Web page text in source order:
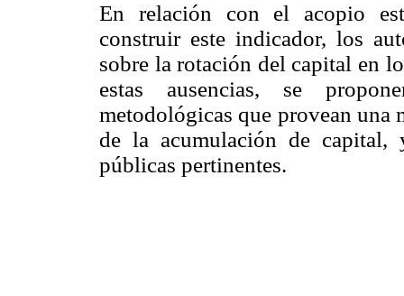
En relación con el acopio
construir este indicador, los
sobre la rotación del capital en
estas ausencias, se
metodológicas que provean una
de la acumulación de
públicas pertinentes.